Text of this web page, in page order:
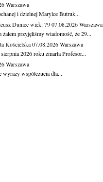
Warszawa
i dzielnej Marylce Butruk...
Duniecwiek: 7907.08.2026Warszawa
przyjęliśmy wiadomość, że 29...
Kościelska07.08.2026Warszawa
2026 roku zmarła Profesor...
Warszawa
wyrazy współczucia dla...